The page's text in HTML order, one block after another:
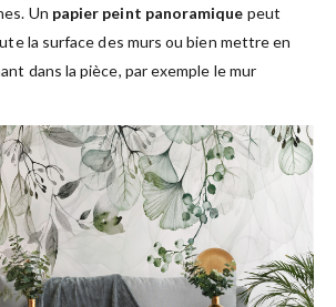
Un papier peint panoramique peut
la surface des murs ou bien mettre en
dans la pièce, par exemple le mur